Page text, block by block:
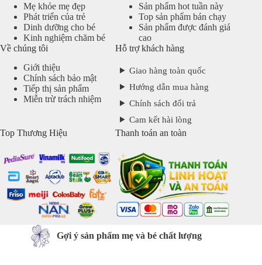
Mẹ khỏe mẹ đẹp
Phát triển của trẻ
Dinh dưỡng cho bé
Kinh nghiệm chăm bé
Sản phẩm hot tuần này
Top sản phẩm bán chạy
Sản phẩm được đánh giá
cao
Về chúng tôi
Giới thiệu
Chính sách bảo mật
Tiếp thị sản phẩm
Miễn trừ trách nhiệm
Hỗ trợ khách hàng
Giao hàng toàn quốc
Hướng dẫn mua hàng
Chính sách đổi trả
Cam kết hài lòng
Top Thương Hiệu Thanh toán an toàn
Gợi ý sản phẩm mẹ và bé chất lượng